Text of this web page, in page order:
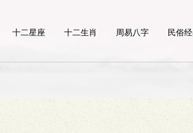
十二星座 十二生肖 周易八字 民俗